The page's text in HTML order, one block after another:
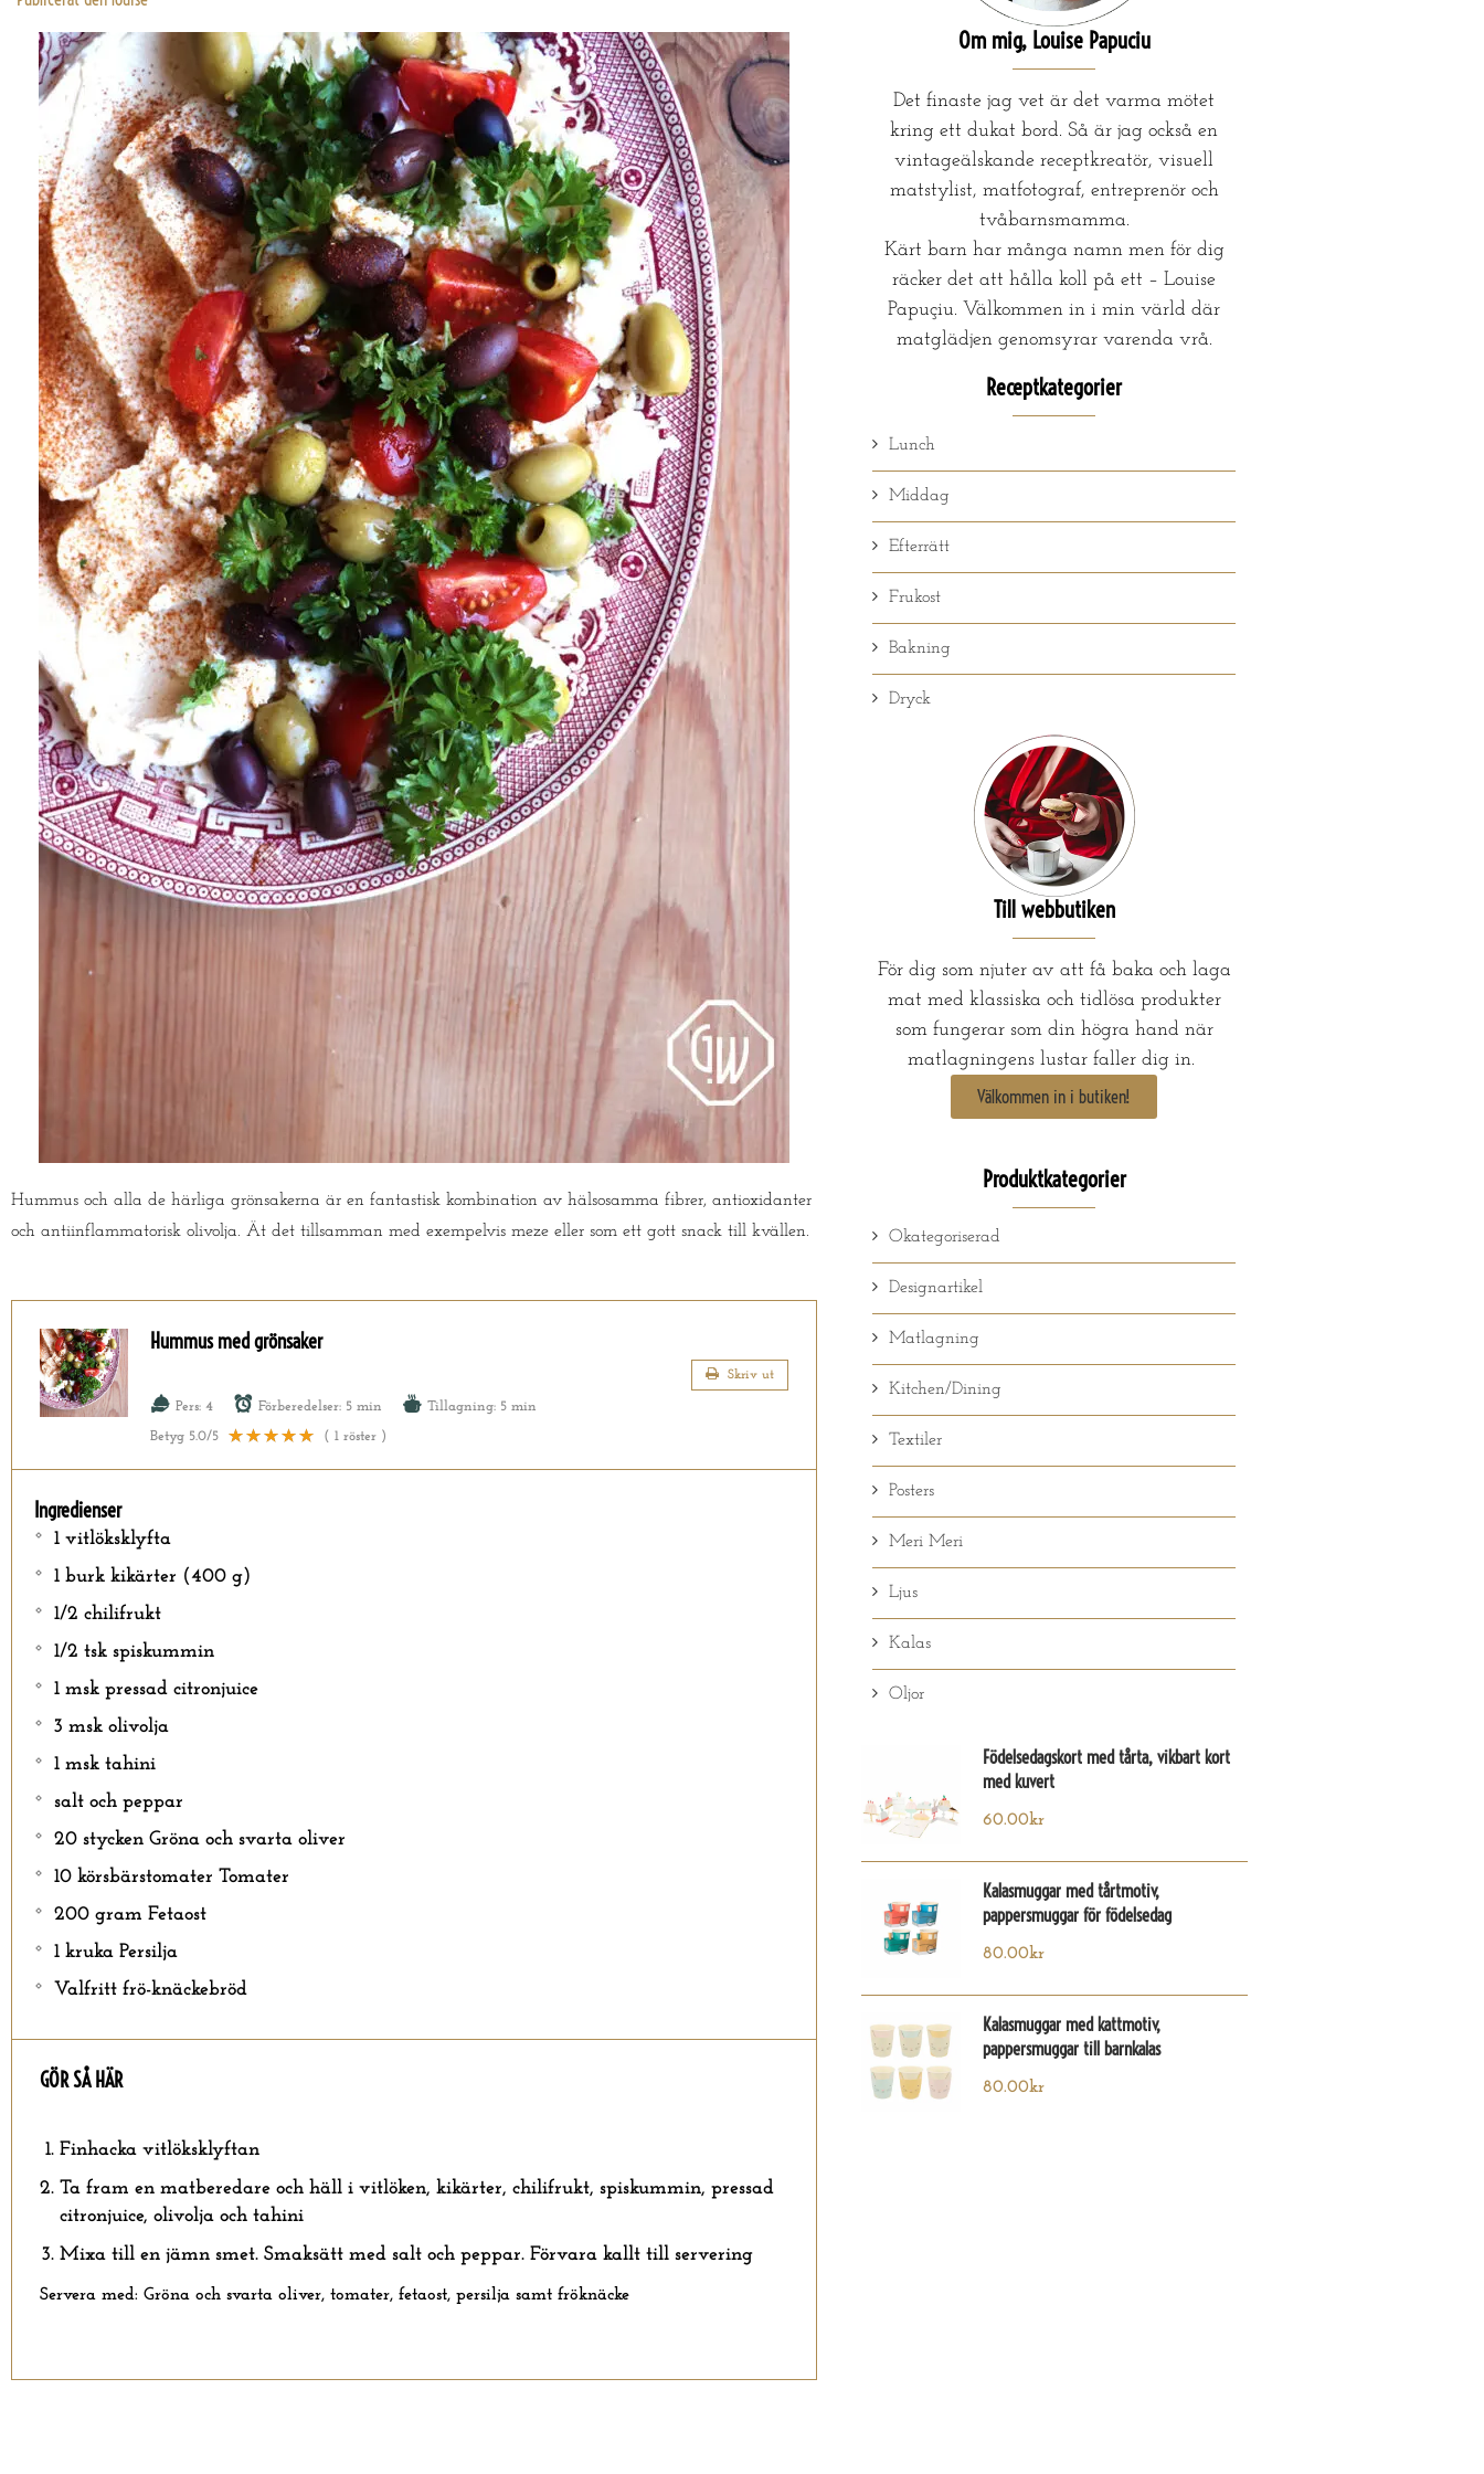
Hummus och alla de härliga grönsakerna är en fantastisk kombination av hälsosamma fibrer, antioxidanter
och antiinflammatorisk olivolja. Ät det tillsamman med exempelvis meze eller som ett gott snack till kvällen.
Hummus med grönsaker
Skriv ut
Pers: 4 Förberedelser: 5 min Tillagning: 5 min
Betyg 5.0/5 ( 1 röster )
Ingredienser
1 vitlöksklyfta
1 burk kikärter (400 g)
1/2 chilifrukt
1/2 tsk spiskummin
1 msk pressad citronjuice
3 msk olivolja
1 msk tahini
salt och peppar
20 stycken Gröna och svarta oliver
10 körsbärstomater Tomater
200 gram Fetaost
1 kruka Persilja
Valfritt frö-knäckebröd
GÖR SÅ HÄR
Finhacka vitlöksklyftan
Ta fram en matberedare och häll i vitlöken, kikärter, chilifrukt, spiskummin, pressad
citronjuice, olivolja och tahini
Mixa till en jämn smet. Smaksätt med salt och peppar. Förvara kallt till servering
Servera med: Gröna och svarta oliver, tomater, fetaost, persilja samt fröknäcke
Om mig, Louise Papuciu
Det finaste jag vet är det varma mötet
kring ett dukat bord. Så är jag också en
vintageälskande receptkreatör, visuell
matstylist, matfotograf, entreprenör och
tvåbarnsmamma.
Kärt barn har många namn men för dig
räcker det att hålla koll på ett – Louise
Papuçiu. Välkommen in i min värld där
matglädjen genomsyrar varenda vrå.
Receptkategorier
Lunch
Middag
Efterrätt
Frukost
Bakning
Dryck
Till webbutiken
För dig som njuter av att få baka och laga
mat med klassiska och tidlösa produkter
som fungerar som din högra hand när
matlagningens lustar faller dig in.
Välkommen in i butiken!
Produktkategorier
Okategoriserad
Designartikel
Matlagning
Kitchen/Dining
Textiler
Posters
Meri Meri
Ljus
Kalas
Oljor
Födelsedagskort med tårta, vikbart kort
med kuvert
60.00kr
Kalasmuggar med tårtmotiv,
pappersmuggar för födelsedag
80.00kr
Kalasmuggar med kattmotiv,
pappersmuggar till barnkalas
80.00kr